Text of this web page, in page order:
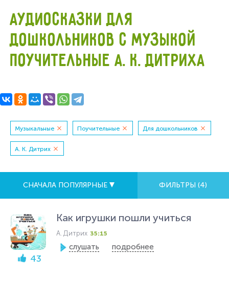
АУДИОСКАЗКИ ДЛЯ
ДОШКОЛЬНИКОВ С МУЗЫКОЙ
ПОУЧИТЕЛЬНЫЕ А. К. ДИТРИХА
Музыкальные Поучительные Для дошкольников
А. К. Дитрих
СНАЧАЛА ПОПУЛЯРНЫЕ ФИЛЬТРЫ (4)
43
Как игрушки пошли учиться
А. Дитрих 35:15
слушать подробнее